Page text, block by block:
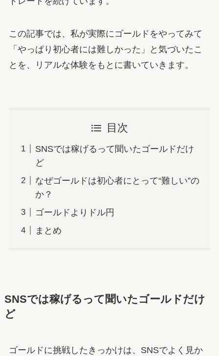
この記事では、私が実際にゴールドをやってみて
「やっぱり初心者には難しかった」と気づいたこ
とを、リアルな体験をもとに書いていきます。
目次
SNSでは稼げるって聞いたゴールドだけ
ど
なぜゴールドは初心者にとって“難しい”の
か？
ゴールドよりドル円
まとめ
SNSでは稼げるって聞いたゴールドだけ
ど
ゴールドに挑戦したきっかけは、SNSでよく見か